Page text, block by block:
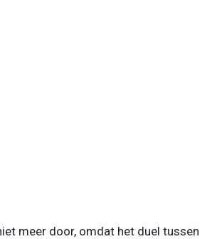
meer door, omdat het duel tussen